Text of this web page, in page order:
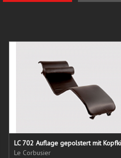
LC 702 Auflage gepolstert mit
Le Corbusier